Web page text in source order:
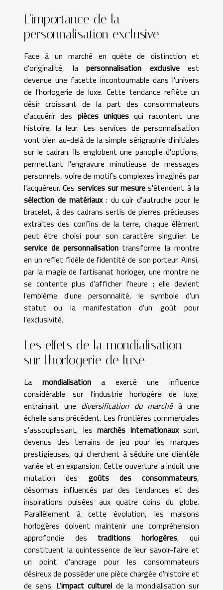
L'importance de la
personnalisation exclusive
Face à un marché en quête de distinction et
d'originalité, la personnalisation exclusiveest
devenue une facette incontournable dans l'univers
de l'horlogerie de luxe. Cette tendance reflète un
désir croissant de la part des consommateurs
d'acquérir des pièces uniques qui racontent une
histoire, la leur. Les services de personnalisation
vont bien au-delà de la simple sérigraphie d'initiales
sur le cadran. Ils englobent une panoplie d'options,
permettant l'engravure minutieuse de messages
personnels, voire de motifs complexes imaginés par
l'acquéreur. Ces services sur mesure s'étendent à la
sélection de matériaux: du cuir d'autruche pour le
bracelet, à des cadrans sertis de pierres précieuses
extraites des confins de la terre, chaque élément
peut être choisi pour son caractère singulier. Le
service de personnalisationtransforme la montre
en un reflet fidèle de l'identité de son porteur. Ainsi,
par la magie de l'artisanat horloger, une montre ne
se contente plus d'afficher l'heure ; elle devient
l'emblème d'une personnalité, le symbole d'un
statut ou la manifestation d'un goût pour
l'exclusivité.
Les effets de la mondialisation
sur l'horlogerie de luxe
La mondialisationa exercé une influence
considérable sur l'industrie horlogère de luxe,
entraînant une diversification du marchéà une
échelle sans précédent. Les frontières commerciales
s'assouplissant, les marchés internationauxsont
devenus des terrains de jeu pour les marques
prestigieuses, qui cherchent à séduire une clientèle
variée et en expansion. Cette ouverture a induit une
mutation des goûts des consommateurs,
désormais influencés par des tendances et des
inspirations puisées aux quatre coins du globe.
Parallèlement à cette évolution, les maisons
horlogères doivent maintenir une compréhension
approfondie des traditions horlogères, qui
constituent la quintessence de leur savoir-faire et
un point d'ancrage pour les consommateurs
désireux de posséder une pièce chargée d'histoire et
de sens. L'impact culturel de la mondialisation sur